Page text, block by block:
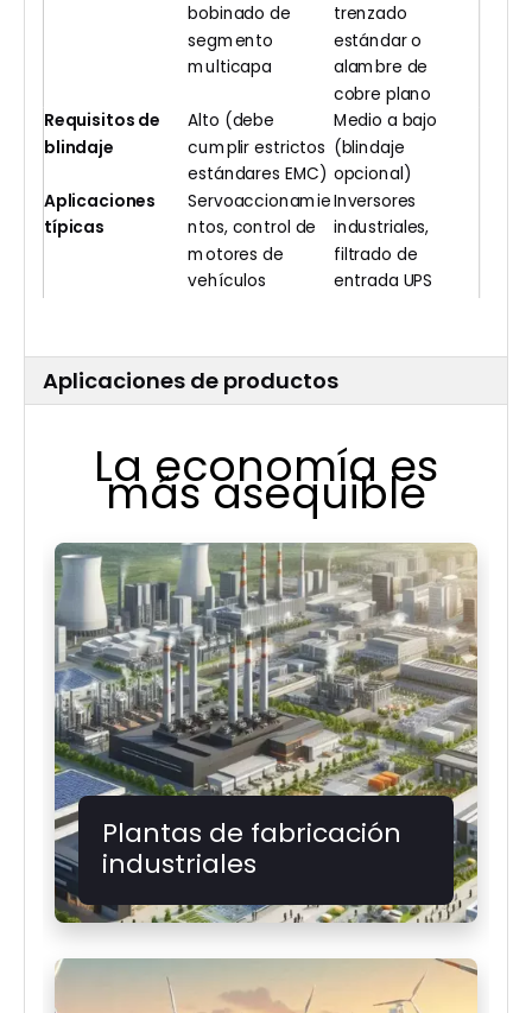
bobinado de
segmento
multicapa
trenzado
estándar o
alambre de
cobre plano
Requisitos de
blindaje
Alto (debe
cumplir estrictos
estándares EMC)
Medio a bajo
(blindaje
opcional)
Aplicaciones
típicas
Servoaccionamie
ntos, control de
motores de
vehículos
Inversores
industriales,
filtrado de
entrada UPS
Aplicaciones de productos
La economía es
más asequible
Plantas de fabricación
industriales